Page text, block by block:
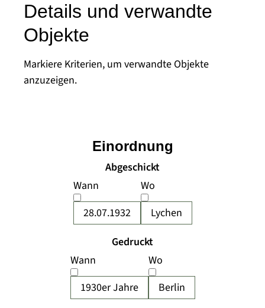
Details und verwandte
Objekte
Markiere Kriterien, um verwandte Objekte
anzuzeigen.
Abgeschickt
Wann
28.07.1932
Wo
Lychen
Gedruckt
Wann
1930er Jahre
Wo
Berlin
Einordnung